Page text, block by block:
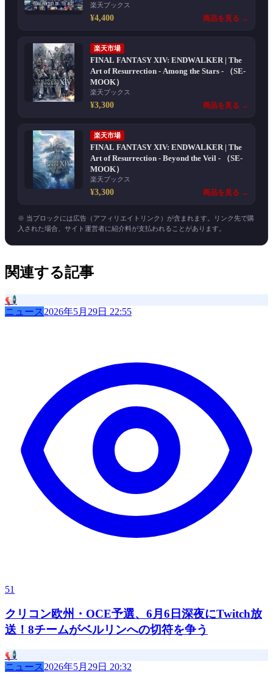
楽天ブックス
¥4,400 商品を見る →
楽天市場
FINAL FANTASY XIV: ENDWALKER | The
Art of Resurrection - Among the Stars - （SE-
MOOK）
楽天ブックス
¥3,300 商品を見る →
楽天市場
FINAL FANTASY XIV: ENDWALKER | The
Art of Resurrection - Beyond the Veil - （SE-
MOOK）
楽天ブックス
¥3,300 商品を見る →
※ 当ブロックには広告（アフィリエイトリンク）が含まれます。リンク先で購
入された場合、サイト運営者に紹介料が支払われることがあります。
関連する記事
📢
ニュース 2026年5月29日 22:55
51
クリコン欧州・OCE予選、6月6日深夜にTwitch放
送！8チームがベルリンへの切符を争う
📢
ニュース 2026年5月29日 20:32